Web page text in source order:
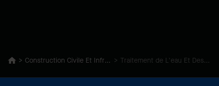
Construction Civile Et Infrastructures Traitement de L'eau Et Des Eaux Usées